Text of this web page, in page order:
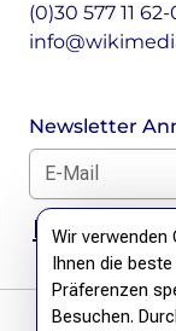
(0)30 577 11 62-
Newsletter
E-Mail für
DSGVO
Wir verwenden
Ihnen die
Präferenzen
Besuchen.